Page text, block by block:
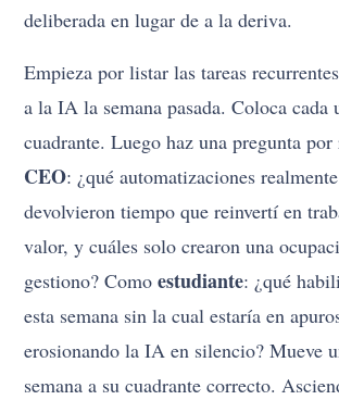
deliberada en lugar de a la deriva.
Empieza por listar las tareas
a la IA la semana pasada. Coloca cada
cuadrante. Luego haz una pregunta
CEO: ¿qué automatizaciones
devolvieron tiempo que reinvertí en
valor, y cuáles solo crearon una
gestiono? Comoestudiante: ¿qué
esta semana sin la cual estaría en
erosionando la IA en silencio? Mueve
semana a su cuadrante correcto.